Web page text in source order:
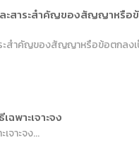
ะสาระสำคัญของสัญญาหรือ
สำคัญของสัญญาหรือข้อตกลงเ
พาะเจาะจง
จาะจง...